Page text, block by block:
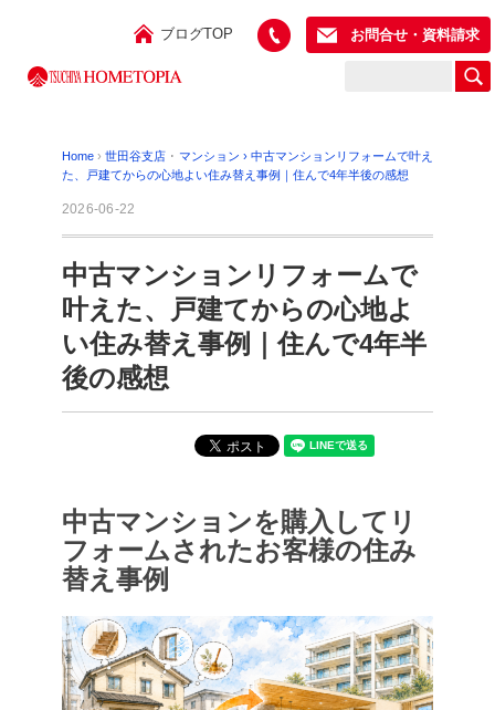
ブログTOP お問合せ・資料請求
Home › 世田谷支店 ･ マンション › 中古マンションリフォームで叶え
た、戸建てからの心地よい住み替え事例｜住んで4年半後の感想
2026-06-22
中古マンションリフォームで
叶えた、戸建てからの心地よ
い住み替え事例｜住んで4年半
後の感想
中古マンションを購入してリ
フォームされたお客様の住み
替え事例